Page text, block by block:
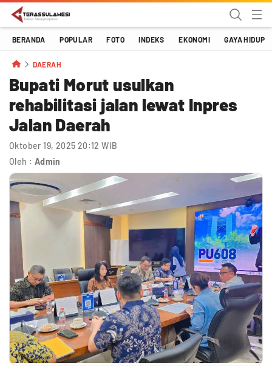
Terassulawesi
Kabar Menginspirasi
BERANDA POPULAR FOTO INDEKS EKONOMI GAYA HIDUP
DAERAH
Bupati Morut usulkan
rehabilitasi jalan lewat Inpres
Jalan Daerah
Oktober 19, 2025 20:12 WIB
Oleh : Admin